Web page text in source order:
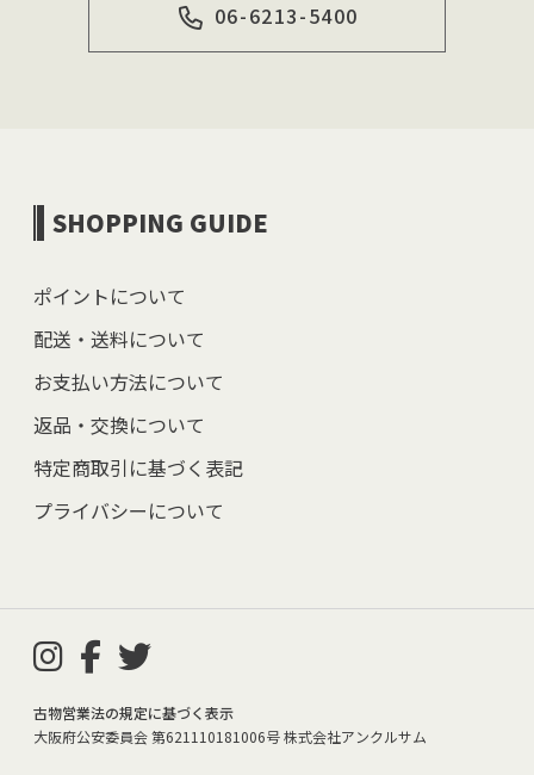
06-6213-5400
SHOPPING GUIDE
ポイントについて
配送・送料について
お支払い方法について
返品・交換について
特定商取引に基づく表記
プライバシーについて
古物営業法の規定に基づく表示
大阪府公安委員会 第621110181006号 株式会社アンクルサム